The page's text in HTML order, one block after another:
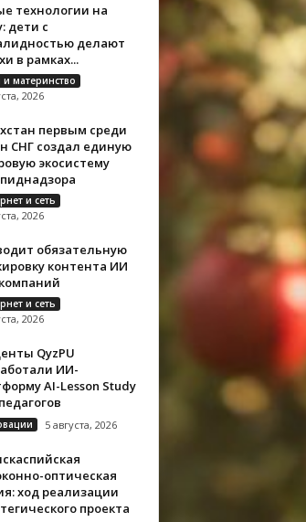
технологии на
дети с
делают
в рамках...
и материнство
2026
первым среди
СНГ создал единую
экосистему
и сеть
2026
обязательную
контента ИИ
и сеть
2026
QyzPU
ИИ-
AI-Lesson Study
5 августа, 2026
оптическая
ход реализации
проекта